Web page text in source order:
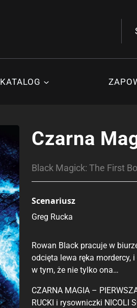
KATALOG
Czarna
Black Magick: The First
Scenariusz
Greg Rucka
Rowan Black pracuje w
odcięta lewa ręka mordercy,
w tym, że nie tylko ona…
CZARNA MAGIA –
RUCKI i rysowniczki NICOLI